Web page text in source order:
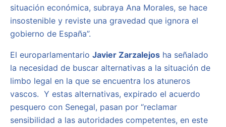
situación económica, subraya Ana Morales, se hace
insostenible y reviste una gravedad que ignora el
gobierno de España”.
El europarlamentario Javier Zarzalejos ha señalado
la necesidad de buscar alternativas a la situación de
limbo legal en la que se encuentra los atuneros
vascos. Y estas alternativas, expirado el acuerdo
pesquero con Senegal, pasan por “reclamar
sensibilidad a las autoridades competentes, en este